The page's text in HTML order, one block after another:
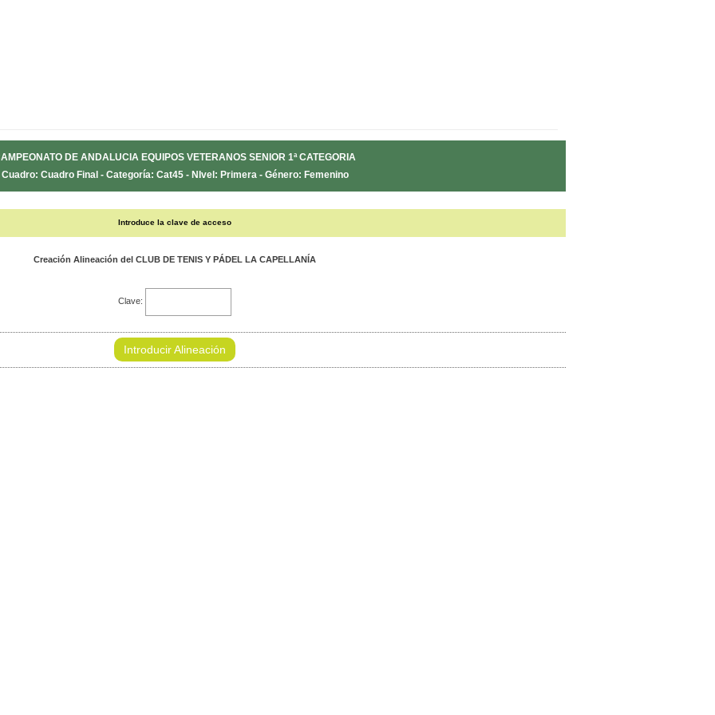
DE ANDALUCIA EQUIPOS VETERANOS SENIOR 1ª CATEGORIA
Cuadro: Cuadro Final - Categoría: Cat45 - NIvel: Primera - Género: Femenino
Introduce la clave de acceso
Creación Alineación del CLUB DE TENIS Y PÁDEL LA CAPELLANÍA
Clave:
Introducir Alineación